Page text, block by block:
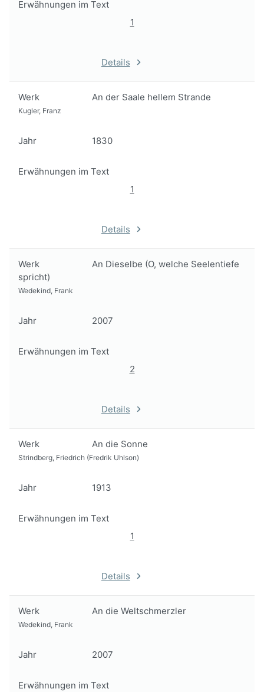
Erwähnungen im Text
1
Details
Werk An der Saale hellem Strande
Kugler, Franz
Jahr 1830
Erwähnungen im Text
1
Details
Werk
An Dieselbe (O, welche Seelentiefe
spricht)
Wedekind, Frank
Jahr 2007
Erwähnungen im Text
2
Details
Werk An die Sonne
Strindberg, Friedrich (Fredrik Uhlson)
Jahr 1913
Erwähnungen im Text
1
Details
Werk An die Weltschmerzler
Wedekind, Frank
Jahr 2007
Erwähnungen im Text